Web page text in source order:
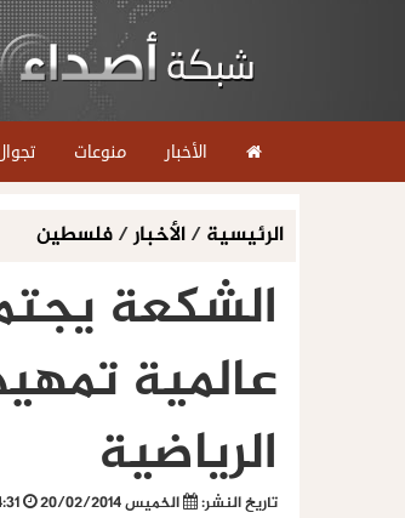
الأخبار منوعات
الرئيسية/الأخبار/فلسطين
الشكعة
عالمية
الرياضية
تاريخ النشر: الخميس 20/02/2014